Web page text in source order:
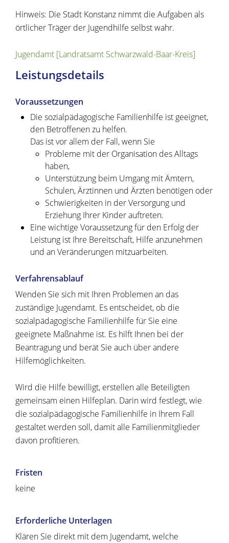
Hinweis: Die Stadt Konstanz nimmt die Aufgaben als
örtlicher Träger der Jugendhilfe selbst wahr.
Jugendamt [Landratsamt Schwarzwald-Baar-Kreis]
Leistungsdetails
Voraussetzungen
Die sozialpädagogische Familienhilfe ist geeignet,
den Betroffenen zu helfen.
Das ist vor allem der Fall, wenn Sie
Probleme mit der Organisation des Alltags
haben,
Unterstützung beim Umgang mit Ämtern,
Schulen, Ärztinnen und Ärzten benötigen oder
Schwierigkeiten in der Versorgung und
Erziehung Ihrer Kinder auftreten.
Eine wichtige Voraussetzung für den Erfolg der
Leistung ist Ihre Bereitschaft, Hilfe anzunehmen
und an Veränderungen mitzuarbeiten.
Verfahrensablauf
Wenden Sie sich mit Ihren Problemen an das
zuständige Jugendamt. Es entscheidet, ob die
sozialpädagogische Familienhilfe für Sie eine
geeignete Maßnahme ist. Es hilft Ihnen bei der
Beantragung und berät Sie auch über andere
Hilfemöglichkeiten.
Wird die Hilfe bewilligt, erstellen alle Beteiligten
gemeinsam einen Hilfeplan. Darin wird festlegt, wie
die sozialpädagogische Familienhilfe in Ihrem Fall
gestaltet werden soll, damit alle Familienmitglieder
davon profitieren.
Fristen
keine
Erforderliche Unterlagen
Klären Sie direkt mit dem Jugendamt, welche